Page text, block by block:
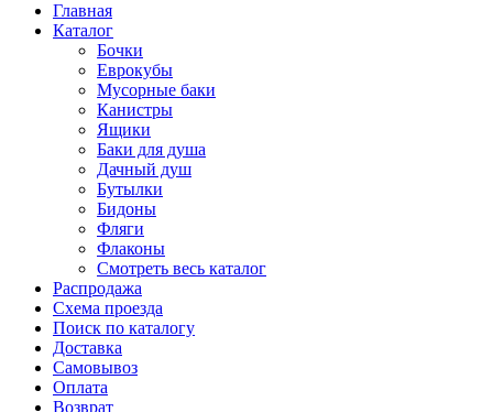
Главная
Каталог
Бочки
Еврокубы
Мусорные баки
Канистры
Ящики
Баки для душа
Дачный душ
Бутылки
Бидоны
Фляги
Флаконы
Смотреть весь каталог
Распродажа
Схема проезда
Поиск по каталогу
Доставка
Самовывоз
Оплата
Возврат